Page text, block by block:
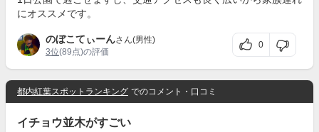
にオススメです。
のぼこてぃーんさん(男性)
3位(89点)の評価
0
都内紅葉スポットランキング でのコメント・口コミ
イチョウ並木がすごい